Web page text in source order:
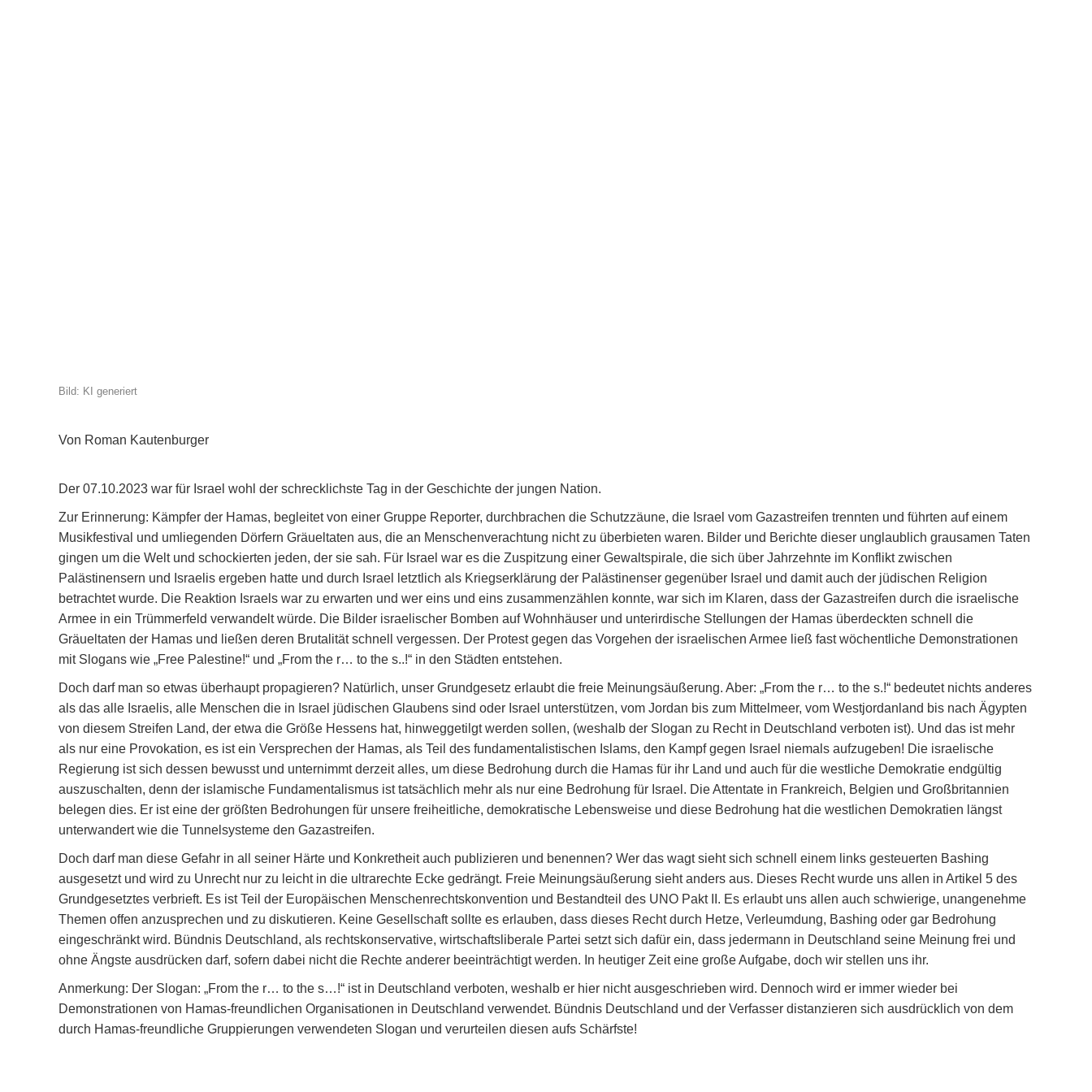
Bild: KI generiert
Von Roman Kautenburger
Der 07.10.2023 war für Israel wohl der schrecklichste Tag in der Geschichte der jungen Nation.
Zur Erinnerung: Kämpfer der Hamas, begleitet von einer Gruppe Reporter, durchbrachen die Schutzzäune, die Israel vom Gazastreifen trennten und führten auf einem
Musikfestival und umliegenden Dörfern Gräueltaten aus, die an Menschenverachtung nicht zu überbieten waren. Bilder und Berichte dieser unglaublich grausamen Taten
gingen um die Welt und schockierten jeden, der sie sah. Für Israel war es die Zuspitzung einer Gewaltspirale, die sich über Jahrzehnte im Konflikt zwischen
Palästinensern und Israelis ergeben hatte und durch Israel letztlich als Kriegserklärung der Palästinenser gegenüber Israel und damit auch der jüdischen Religion
betrachtet wurde. Die Reaktion Israels war zu erwarten und wer eins und eins zusammenzählen konnte, war sich im Klaren, dass der Gazastreifen durch die israelische
Armee in ein Trümmerfeld verwandelt würde. Die Bilder israelischer Bomben auf Wohnhäuser und unterirdische Stellungen der Hamas überdeckten schnell die
Gräueltaten der Hamas und ließen deren Brutalität schnell vergessen. Der Protest gegen das Vorgehen der israelischen Armee ließ fast wöchentliche Demonstrationen
mit Slogans wie „Free Palestine!“ und „From the r… to the s..!“ in den Städten entstehen.
Doch darf man so etwas überhaupt propagieren? Natürlich, unser Grundgesetz erlaubt die freie Meinungsäußerung. Aber: „From the r… to the s.!“ bedeutet nichts anderes
als das alle Israelis, alle Menschen die in Israel jüdischen Glaubens sind oder Israel unterstützen, vom Jordan bis zum Mittelmeer, vom Westjordanland bis nach Ägypten
von diesem Streifen Land, der etwa die Größe Hessens hat, hinweggetilgt werden sollen, (weshalb der Slogan zu Recht in Deutschland verboten ist). Und das ist mehr
als nur eine Provokation, es ist ein Versprechen der Hamas, als Teil des fundamentalistischen Islams, den Kampf gegen Israel niemals aufzugeben! Die israelische
Regierung ist sich dessen bewusst und unternimmt derzeit alles, um diese Bedrohung durch die Hamas für ihr Land und auch für die westliche Demokratie endgültig
auszuschalten, denn der islamische Fundamentalismus ist tatsächlich mehr als nur eine Bedrohung für Israel. Die Attentate in Frankreich, Belgien und Großbritannien
belegen dies. Er ist eine der größten Bedrohungen für unsere freiheitliche, demokratische Lebensweise und diese Bedrohung hat die westlichen Demokratien längst
unterwandert wie die Tunnelsysteme den Gazastreifen.
Doch darf man diese Gefahr in all seiner Härte und Konkretheit auch publizieren und benennen? Wer das wagt sieht sich schnell einem links gesteuerten Bashing
ausgesetzt und wird zu Unrecht nur zu leicht in die ultrarechte Ecke gedrängt. Freie Meinungsäußerung sieht anders aus. Dieses Recht wurde uns allen in Artikel 5 des
Grundgesetztes verbrieft. Es ist Teil der Europäischen Menschenrechtskonvention und Bestandteil des UNO Pakt II. Es erlaubt uns allen auch schwierige, unangenehme
Themen offen anzusprechen und zu diskutieren. Keine Gesellschaft sollte es erlauben, dass dieses Recht durch Hetze, Verleumdung, Bashing oder gar Bedrohung
eingeschränkt wird. Bündnis Deutschland, als rechtskonservative, wirtschaftsliberale Partei setzt sich dafür ein, dass jedermann in Deutschland seine Meinung frei und
ohne Ängste ausdrücken darf, sofern dabei nicht die Rechte anderer beeinträchtigt werden. In heutiger Zeit eine große Aufgabe, doch wir stellen uns ihr.
Anmerkung: Der Slogan: „From the r… to the s…!“ ist in Deutschland verboten, weshalb er hier nicht ausgeschrieben wird. Dennoch wird er immer wieder bei
Demonstrationen von Hamas-freundlichen Organisationen in Deutschland verwendet. Bündnis Deutschland und der Verfasser distanzieren sich ausdrücklich von dem
durch Hamas-freundliche Gruppierungen verwendeten Slogan und verurteilen diesen aufs Schärfste!